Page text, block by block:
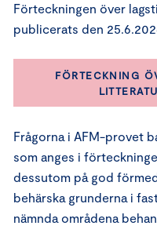
Förteckningen över
publicerats den
FÖRTECKNING
Frågorna i AFM-provet
som anges i
dessutom på god
behärska grunderna i
nämnda områdena